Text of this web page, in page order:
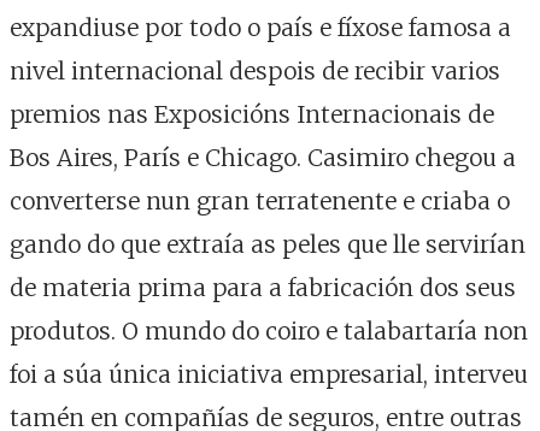
expandiuse por todo o país e fíxose famosa a
nivel internacional despois de recibir varios
premios nas Exposicións Internacionais de
Bos Aires, París e Chicago. Casimiro chegou a
converterse nun gran terratenente e criaba o
gando do que extraía as peles que lle servirían
de materia prima para a fabricación dos seus
produtos. O mundo do coiro e talabartaría non
foi a súa única iniciativa empresarial, interveu
tamén en compañías de seguros, entre outras